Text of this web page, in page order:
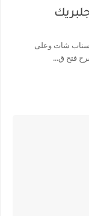
شات وعلى
فتح ق...